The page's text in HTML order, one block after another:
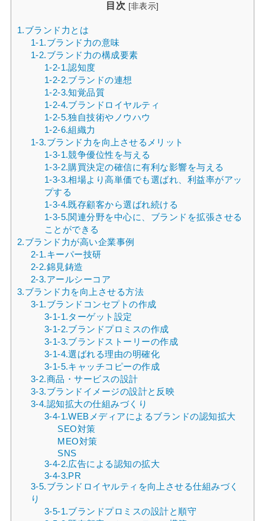
目次 [非表示]
1.ブランド力とは
1-1.ブランド力の意味
1-2.ブランド力の構成要素
1-2-1.認知度
1-2-2.ブランドの連想
1-2-3.知覚品質
1-2-4.ブランドロイヤルティ
1-2-5.独自技術やノウハウ
1-2-6.組織力
1-3.ブランド力を向上させるメリット
1-3-1.競争優位性を与える
1-3-2.購買決定の確信に有利な影響を与える
1-3-3.相場より高単価でも選ばれ、利益率がアッ
プする
1-3-4.既存顧客から選ばれ続ける
1-3-5.関連分野を中心に、ブランドを拡張させる
ことができる
2.ブランド力が高い企業事例
2-1.キーパー技研
2-2.錦見鋳造
2-3.アールシーコア
3.ブランド力を向上させる方法
3-1.ブランドコンセプトの作成
3-1-1.ターゲット設定
3-1-2.ブランドプロミスの作成
3-1-3.ブランドストーリーの作成
3-1-4.選ばれる理由の明確化
3-1-5.キャッチコピーの作成
3-2.商品・サービスの設計
3-3.ブランドイメージの設計と反映
3-4.認知拡大の仕組みづくり
3-4-1.WEBメディアによるブランドの認知拡大
SEO対策
MEO対策
SNS
3-4-2.広告による認知の拡大
3-4-3.PR
3-5.ブランドロイヤルティを向上させる仕組みづく
り
3-5-1.ブランドプロミスの設計と順守